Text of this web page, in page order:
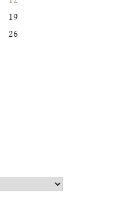
19
26